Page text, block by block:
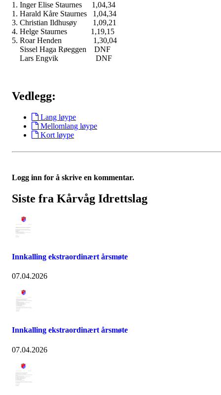
1. Inger Elise Staurnes 1,04,34
1. Harald Kåre Staurnes 1,04,34
3. Christian Ildhusøy 1,09,21
4. Helge Staurnes 1,19,15
5. Roar Henden 1,30,04
Sissel Haga Røeggen DNF
Lars Engvik DNF
Vedlegg:
Lang løype
Mellomlang løype
Kort løype
Logg inn for å skrive en kommentar.
Siste fra Kårvåg Idrettslag
Innkalling ekstraordinært årsmøte
07.04.2026
Innkalling ekstraordinært årsmøte
07.04.2026